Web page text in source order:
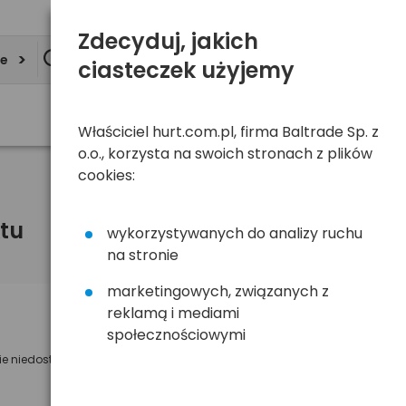
niedostępny
Powiadom mnie o dostępności
Zdecyduj, jakich
ciasteczek użyjemy
Właściciel hurt.com.pl, firma Baltrade Sp. z
o.o., korzysta na swoich stronach z plików
cookies:
wykorzystywanych do analizy ruchu
na stronie
marketingowych, związanych z
reklamą i mediami
społecznościowymi